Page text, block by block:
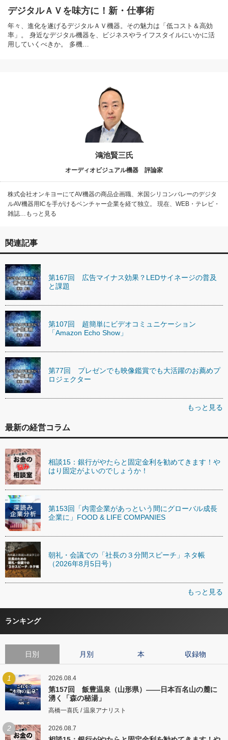
デジタルＡＶを味方に！新・仕事術
年々、進化を遂げるデジタルＡＶ機器。その魅力は「低コスト＆高効
率」。 身近なデジタル機器を、ビジネスやライフスタイルにいかに活
用していくべきか。 多機…
鴻池賢三氏
オーディオビジュアル機器 評論家
株式会社オンキヨーにてAV機器の商品企画職、米国シリコンバレーのデジタ
ルAV機器用ICを手がけるベンチャー企業を経て独立。 現在、WEB・テレビ・
雑誌…もっと見る
関連記事
第167回 広告マイナス効果？LEDサイネージの普及
と課題
第107回 超簡単にビデオコミュニケーション
「Amazon Echo Show」
第77回 プレゼンでも映像鑑賞でも大活躍のお薦めプ
ロジェクター
もっと見る
最新の経営コラム
相談15：銀行がやたらと固定金利を勧めてきます！や
はり固定がよいのでしょうか！
第153回「内需企業があっという間にグローバル成長
企業に」FOOD & LIFE COMPANIES
朝礼・会議での「社長の３分間スピーチ」ネタ帳
（2026年8月5日号）
もっと見る
ランキング
日別 月別 本 収録物
1 2026.08.4
第157回 飯豊温泉（山形県）――日本百名山の麓に
湧く「森の秘湯」
高橋一喜氏 / 温泉アナリスト
2 2026.08.7